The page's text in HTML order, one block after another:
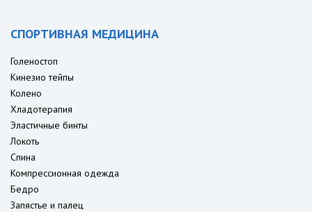
СПОРТИВНАЯ МЕДИЦИНА
Голеностоп
Кинезио тейпы
Колено
Хладотерапия
Эластичные бинты
Локоть
Спина
Компрессионная одежда
Бедро
Запястье и палец